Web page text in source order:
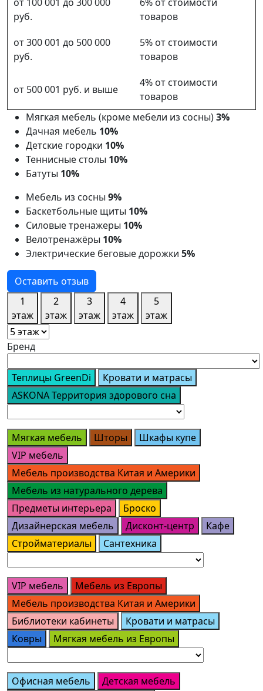
руб.
товаров
от 300 001 до 500 000
руб.
5% от стоимости
товаров
от 500 001 руб. и выше
4% от стоимости
товаров
Мягкая мебель (кроме мебели из сосны)3%
Дачная мебель 10%
Детские городки 10%
Теннисные столы 10%
Батуты 10%
Мебель из сосны 9%
Баскетбольные щиты 10%
Силовые тренажеры 10%
Велотренажёры 10%
Электрические беговые дорожки 5%
Оставить отзыв
1
этаж
2
этаж
3
этаж
4
этаж
5
этаж
Бренд
Теплицы GreenDi
Кровати и матрасы
ASKONA Территория здорового сна
Мягкая мебель Шторы
Шкафы купе
VIP мебель
Мебель производства Китая и Америки
Мебель из натурального дерева
Предметы интерьера
Броско
Дизайнерская мебель
Дисконт-центр
Кафе
Стройматериалы
Сантехника
VIP мебель
Мебель из Европы
Мебель производства Китая и Америки
Библиотеки кабинеты
Кровати и матрасы
Ковры
Мягкая мебель из Европы
Офисная мебель
Детская мебель